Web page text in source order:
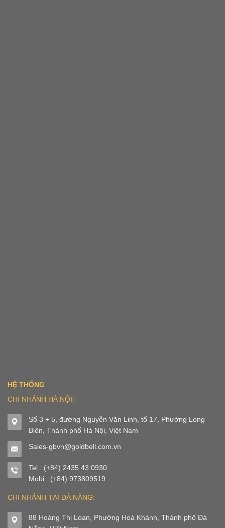
HỆ THỐNG
CHI NHÁNH HÀ NỘI:
Số 3 + 5, đường Nguyễn Văn Linh, tổ 17, Phường Long
Biên, Thành phố Hà Nội, Việt Nam
Sales-gbvn@goldbell.com.vn
Tel : (+84) 2435 43 0930
Mobi : (+84) 973809519
CHI NHÁNH TẠI ĐÀ NẴNG:
88 Hoàng Thị Loan, Phường Hoà Khánh, Thành phố Đà